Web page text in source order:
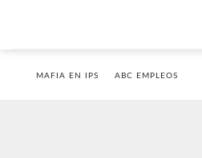
MAFIA EN IPS ABC EMPLEOS